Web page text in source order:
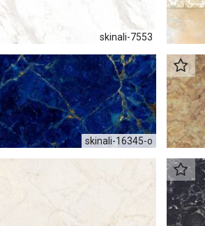
skinali-7553
skinali-16345-о